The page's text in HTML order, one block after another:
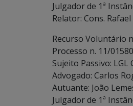
Julgador de 1ª
Relator: Cons.
Recurso Voluntário
Processo n. 11/
Sujeito Passivo: LGL
Advogado: Carlos
Autuante: João
Julgador de 1ª